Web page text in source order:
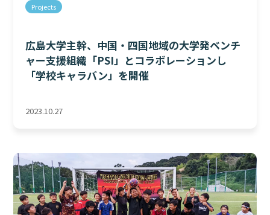
Projects
広島大学主幹、中国・四国地域の大学発ベンチ
ャー支援組織「PSI」とコラボレーションし
「学校キャラバン」を開催
2023.10.27